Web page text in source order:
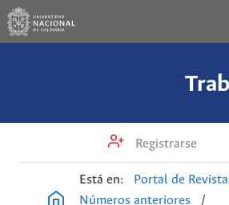
Registrarse
Está en: Portal de
Números anteriores
/